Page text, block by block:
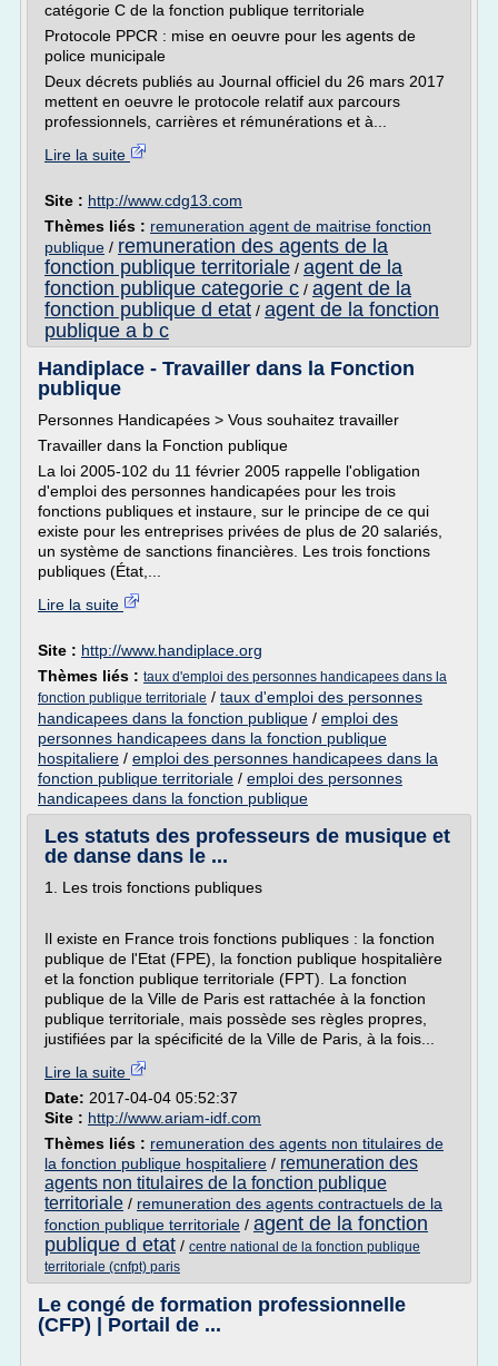
catégorie C de la fonction publique territoriale
Protocole PPCR : mise en oeuvre pour les agents de
police municipale
Deux décrets publiés au Journal officiel du 26 mars 2017
mettent en oeuvre le protocole relatif aux parcours
professionnels, carrières et rémunérations et à...
Lire la suite
Site : http://www.cdg13.com
Thèmes liés : remuneration agent de maitrise fonction
publique / remuneration des agents de la
fonction publique territoriale / agent de la
fonction publique categorie c / agent de la
fonction publique d etat / agent de la fonction
publique a b c
Handiplace - Travailler dans la Fonction
publique
Personnes Handicapées > Vous souhaitez travailler
Travailler dans la Fonction publique
La loi 2005-102 du 11 février 2005 rappelle l'obligation
d'emploi des personnes handicapées pour les trois
fonctions publiques et instaure, sur le principe de ce qui
existe pour les entreprises privées de plus de 20 salariés,
un système de sanctions financières. Les trois fonctions
publiques (État,...
Lire la suite
Site : http://www.handiplace.org
Thèmes liés : taux d'emploi des personnes handicapees dans la
fonction publique territoriale / taux d'emploi des personnes
handicapees dans la fonction publique / emploi des
personnes handicapees dans la fonction publique
hospitaliere / emploi des personnes handicapees dans la
fonction publique territoriale / emploi des personnes
handicapees dans la fonction publique
Les statuts des professeurs de musique et
de danse dans le ...
1. Les trois fonctions publiques
Il existe en France trois fonctions publiques : la fonction
publique de l'Etat (FPE), la fonction publique hospitalière
et la fonction publique territoriale (FPT). La fonction
publique de la Ville de Paris est rattachée à la fonction
publique territoriale, mais possède ses règles propres,
justifiées par la spécificité de la Ville de Paris, à la fois...
Lire la suite
Date: 2017-04-04 05:52:37
Site : http://www.ariam-idf.com
Thèmes liés : remuneration des agents non titulaires de
la fonction publique hospitaliere / remuneration des
agents non titulaires de la fonction publique
territoriale / remuneration des agents contractuels de la
fonction publique territoriale / agent de la fonction
publique d etat / centre national de la fonction publique
territoriale (cnfpt) paris
Le congé de formation professionnelle
(CFP) | Portail de ...